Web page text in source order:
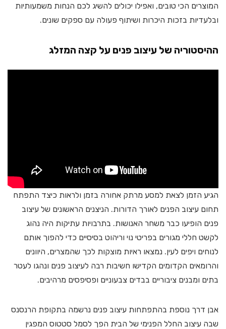
המוצרים הכי טובים, ואפילו יכולים להשיג לכם הנחות משמעותיות
ובלעדיות בזכות היכרות ושיתוף פעולה עם ספקים שונים.
ההיסטוריה של עיצוב פנים על קצה המזלג
הגיע הזמן לצאת למסע מרתק אחורה בזמן ולראות כיצד התפתח
תחום עיצוב הפנים לאורך הדורות. הניצנים הראשונים של עיצוב
פנים הופיעו כבר משחר האנושות. בתרבויות עתיקות היה נהוג
לקשט חללי מגורים בפריטי נוי וריהוט בסיסיים כדי להפוך אותם
לנוחים ויפים לעין. נמצאו ראיות מוצקות לכך שהמצרים, היוונים
והרומאים הקדומים הקדישו חשיבות רבה לעיצוב פנים ונהגו לעטר
בתים ומבנים ציבוריים בבדים צבעוניים ופסיפסים מרהיבים.
אבן דרך נוספת בהתפתחות עיצוב פנים נרשמה בתקופת הרנסנס
שבה עיצוב החלל הפנימי של הבית הפך לסמל סטטוס המפגין